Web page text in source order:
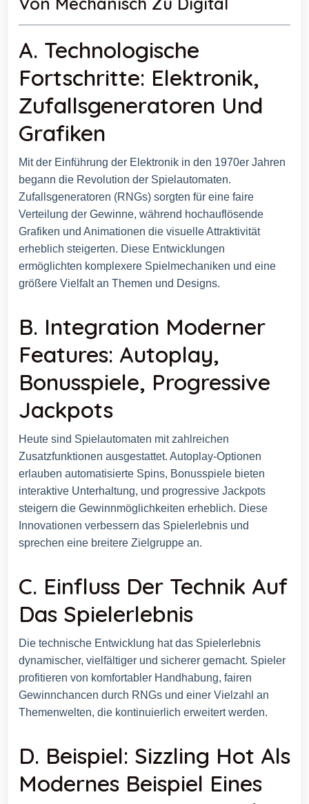
A. Technologische
Fortschritte: Elektronik,
Zufallsgeneratoren Und
Grafiken
Mit der Einführung der Elektronik in den 1970er Jahren
begann die Revolution der Spielautomaten.
Zufallsgeneratoren (RNGs) sorgten für eine faire
Verteilung der Gewinne, während hochauflösende
Grafiken und Animationen die visuelle Attraktivität
erheblich steigerten. Diese Entwicklungen
ermöglichten komplexere Spielmechaniken und eine
größere Vielfalt an Themen und Designs.
B. Integration Moderner
Features: Autoplay,
Bonusspiele, Progressive
Jackpots
Heute sind Spielautomaten mit zahlreichen
Zusatzfunktionen ausgestattet. Autoplay-Optionen
erlauben automatisierte Spins, Bonusspiele bieten
interaktive Unterhaltung, und progressive Jackpots
steigern die Gewinnmöglichkeiten erheblich. Diese
Innovationen verbessern das Spielerlebnis und
sprechen eine breitere Zielgruppe an.
C. Einfluss Der Technik Auf
Das Spielerlebnis
Die technische Entwicklung hat das Spielerlebnis
dynamischer, vielfältiger und sicherer gemacht. Spieler
profitieren von komfortabler Handhabung, fairen
Gewinnchancen durch RNGs und einer Vielzahl an
Themenwelten, die kontinuierlich erweitert werden.
D. Beispiel: Sizzling Hot Als
Modernes Beispiel Eines